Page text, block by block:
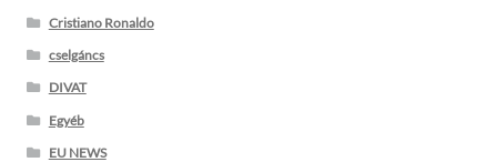
Cristiano Ronaldo
cselgáncs
DIVAT
Egyéb
EU NEWS